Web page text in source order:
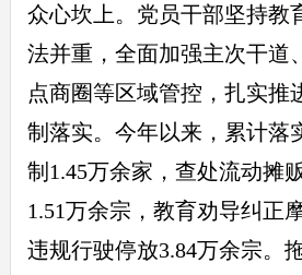
众心坎上。党员干部坚持教
法并重，全面加强主次干道
点商圈等区域管控，扎实推
制落实。今年以来，累计落
制1.45万余家，查处流动摊
1.51万余宗，教育劝导纠正
违规行驶停放3.84万余宗。